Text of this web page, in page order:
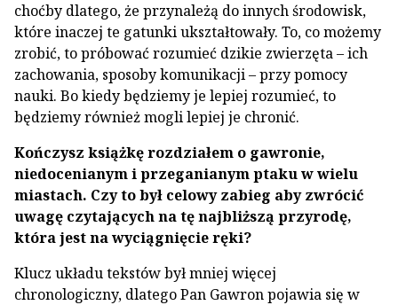
choćby dlatego, że przynależą do innych środowisk,
które inaczej te gatunki ukształtowały. To, co możemy
zrobić, to próbować rozumieć dzikie zwierzęta – ich
zachowania, sposoby komunikacji – przy pomocy
nauki. Bo kiedy będziemy je lepiej rozumieć, to
będziemy również mogli lepiej je chronić.
Kończysz książkę rozdziałem o gawronie,
niedocenianym i przeganianym ptaku w wielu
miastach. Czy to był celowy zabieg aby zwrócić
uwagę czytających na tę najbliższą przyrodę,
która jest na wyciągnięcie ręki?
Klucz układu tekstów był mniej więcej
chronologiczny, dlatego Pan Gawron pojawia się w